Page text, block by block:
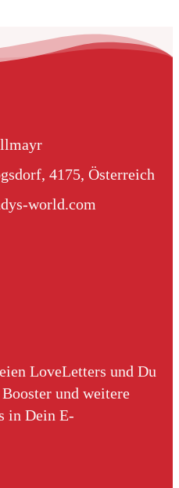
4175, Österreich
world.com
LoveLetters und Du
und weitere
in Dein E-